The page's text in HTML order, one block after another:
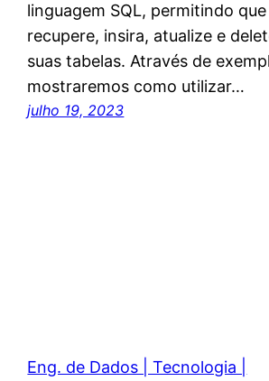
linguagem SQL, permitindo
recupere, insira, atualize e
suas tabelas. Através de
mostraremos como utilizar…
julho 19, 2023
Eng. de Dados | Tecnologia |